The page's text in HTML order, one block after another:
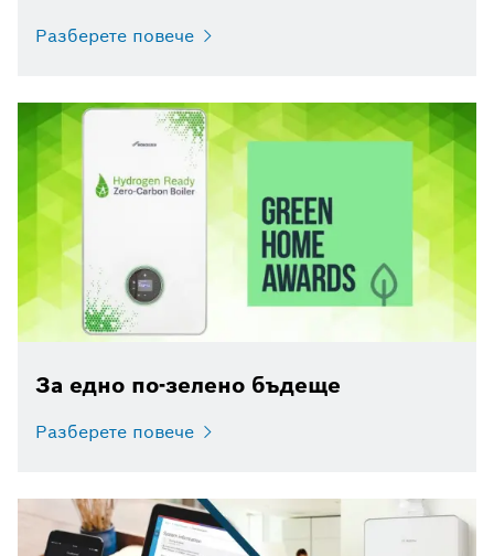
Разберете повече
За едно по-зелено бъдеще
Разберете повече